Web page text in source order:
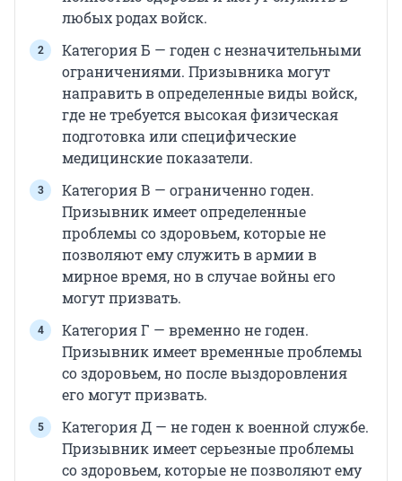
любых родах войск.
Категория Б — годен с незначительными
ограничениями. Призывника могут
направить в определенные виды войск,
где не требуется высокая физическая
подготовка или специфические
медицинские показатели.
Категория В — ограниченно годен.
Призывник имеет определенные
проблемы со здоровьем, которые не
позволяют ему служить в армии в
мирное время, но в случае войны его
могут призвать.
Категория Г — временно не годен.
Призывник имеет временные проблемы
со здоровьем, но после выздоровления
его могут призвать.
Категория Д — не годен к военной службе.
Призывник имеет серьезные проблемы
со здоровьем, которые не позволяют ему